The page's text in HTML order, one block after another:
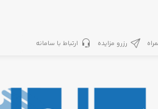
رزرو مزایده ارتباط با سامانه